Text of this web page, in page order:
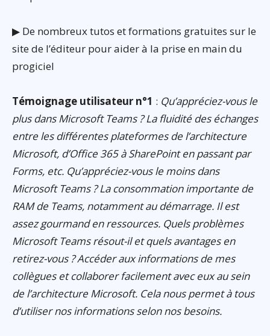
▶ De nombreux tutos et formations gratuites sur le
site de l’éditeur pour aider à la prise en main du
progiciel
Témoignage utilisateur n°1 : Qu’appréciez-vous le
plus dans Microsoft Teams ? La fluidité des échanges
entre les différentes plateformes de l’architecture
Microsoft, d’Office 365 à SharePoint en passant par
Forms, etc. Qu’appréciez-vous le moins dans
Microsoft Teams ? La consommation importante de
RAM de Teams, notamment au démarrage. Il est
assez gourmand en ressources. Quels problèmes
Microsoft Teams résout-il et quels avantages en
retirez-vous ? Accéder aux informations de mes
collègues et collaborer facilement avec eux au sein
de l’architecture Microsoft. Cela nous permet à tous
d’utiliser nos informations selon nos besoins.